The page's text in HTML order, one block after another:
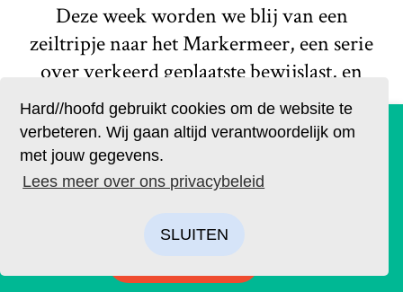
Hard//hoofd gebruikt cookies om de website te
verbeteren. Wij gaan altijd verantwoordelijk om
met jouw gegevens.
Lees meer over ons privacybeleid
SLUITEN
Deze week worden we blij van een
zeiltripje naar het Markermeer, een serie
over verkeerd geplaatste bewijslast, en
een dansvoorstelling van Arnhemse
meisjes. Lees meer
De geruchten zijn waar. Lees Hard//hoofd nu ook op
papier!
Bestel op tijd je eigen exemplaar van de eerste editie, met
als thema: ‘Ik’. We hebben drie covers ontworpen. Kies je